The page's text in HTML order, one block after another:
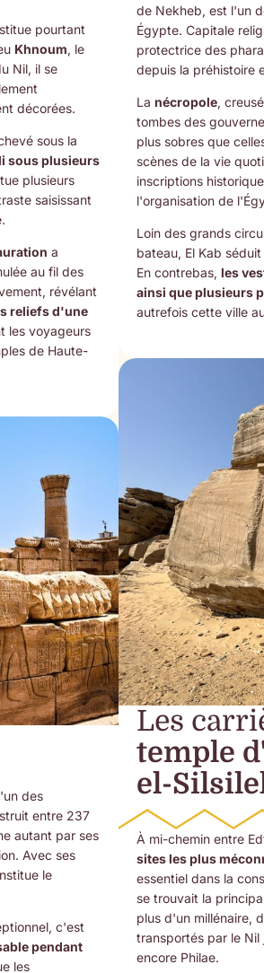
pourtant
Khnoum, le
Nil, il se
décorées.
sous la
sous plusieurs
plusieurs
saisissant
a
au fil des
révélant
reliefs d'une
les voyageurs
de Haute-
des
entre 237
autant par ses
Avec ses
le
c'est
pendant
les
de Nekheb, est l'un
Égypte. Capitale
protectrice des
depuis la préhistoire
Lanécropole,
tombes des
plus sobres que
scènes de la vie
inscriptions
l'organisation de
Loin des grands
bateau, El Kab
En contrebas,les
ainsi que plusieurs
autrefois cette ville
Les
temple
el-
À mi-chemin entre
sites les plus
essentiel dans la
se trouvait la
plus d'un millénaire,
transportés par le Nil
encore Philae.